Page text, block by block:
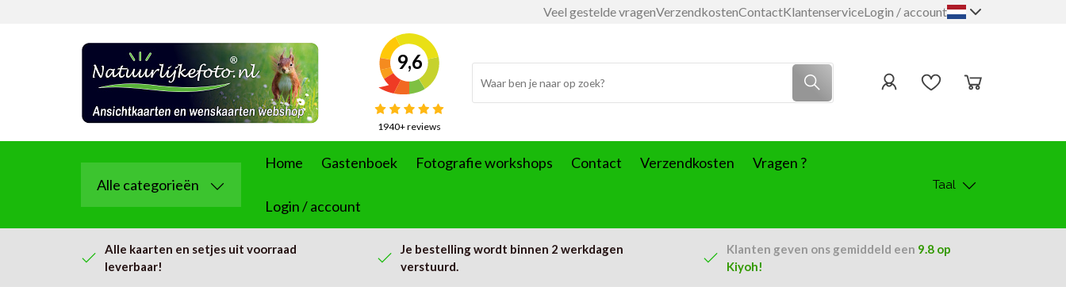
Veel gestelde vragenVerzendkostenContactKlantenserviceLogin / account
9,6
1940+ reviews
Alle categorieën
Home Gastenboek Fotografie workshops Contact Verzendkosten Vragen ?
Login / account
Taal
Alle kaarten en setjes uit voorraad
leverbaar!
Je bestelling wordt binnen 2 werkdagen
verstuurd.
Klanten geven ons gemiddeld een 9.8op
Kiyoh!